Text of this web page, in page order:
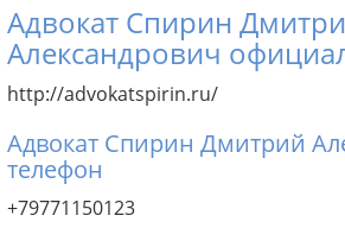
Адвокат Спирин
Александрович
http://advokatspirin.ru/
Адвокат Спирин Дмитрий
телефон
+79771150123